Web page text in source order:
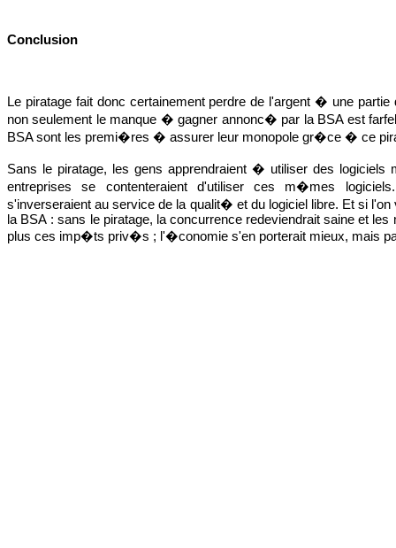
Conclusion
Le piratage fait donc certainement perdre de l'argent � une
non seulement le manque � gagner annonc� par la BSA est
BSA sont les premi�res � assurer leur monopole gr�ce � ce
Sans le piratage, les gens apprendraient � utiliser des
entreprises se contenteraient d'utiliser ces m�mes
s'inverseraient au service de la qualit� et du logiciel libre. Et si
la BSA : sans le piratage, la concurrence redeviendrait saine et
plus ces imp�ts priv�s ; l'�conomie s'en porterait mieux, mais